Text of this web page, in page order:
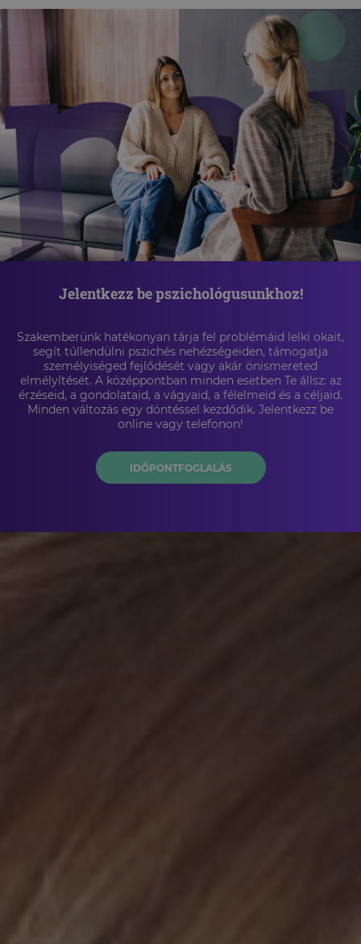
Jelentkezz be pszichológusunkhoz!
Szakemberünk hatékonyan tárja fel problémáid lelki okait,
segít túllendülni pszichés nehézségeiden, támogatja
személyiséged fejlődését vagy akár önismereted
elmélyítését. A középpontban minden esetben Te állsz: az
érzéseid, a gondolataid, a vágyaid, a félelmeid és a céljaid.
Minden változás egy döntéssel kezdődik. Jelentkezz be
online vagy telefonon!
IDŐPONTFOGLALÁS